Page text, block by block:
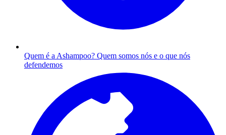
Quem é a Ashampoo? Quem somos nós e o que nós
defendemos